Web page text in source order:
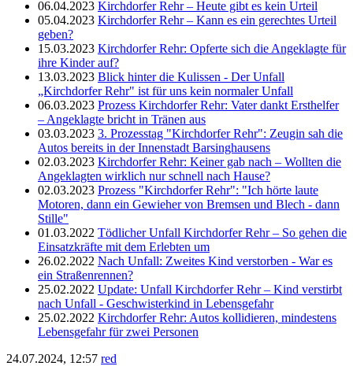
06.04.2023 Kirchdorfer Rehr – Heute gibt es kein Urteil
05.04.2023 Kirchdorfer Rehr – Kann es ein gerechtes Urteil
geben?
15.03.2023 Kirchdorfer Rehr: Opferte sich die Angeklagte für
ihre Kinder auf?
13.03.2023 Blick hinter die Kulissen - Der Unfall
„Kirchdorfer Rehr" ist für uns kein normaler Unfall
06.03.2023 Prozess Kirchdorfer Rehr: Vater dankt Ersthelfer
– Angeklagte bricht in Tränen aus
03.03.2023 3. Prozesstag "Kirchdorfer Rehr": Zeugin sah die
Autos bereits in der Innenstadt Barsinghausens
02.03.2023 Kirchdorfer Rehr: Keiner gab nach – Wollten die
Angeklagten wirklich nur schnell nach Hause?
02.03.2023 Prozess "Kirchdorfer Rehr": "Ich hörte laute
Motoren, dann ein Gewieher von Bremsen und Blech - dann
Stille"
01.03.2022 Tödlicher Unfall Kirchdorfer Rehr – So gehen die
Einsatzkräfte mit dem Erlebten um
26.02.2022 Nach Unfall: Zweites Kind verstorben - War es
ein Straßenrennen?
25.02.2022 Update: Unfall Kirchdorfer Rehr – Kind verstirbt
nach Unfall - Geschwisterkind in Lebensgefahr
25.02.2022 Kirchdorfer Rehr: Autos kollidieren, mindestens
Lebensgefahr für zwei Personen
24.07.2024, 12:57 red